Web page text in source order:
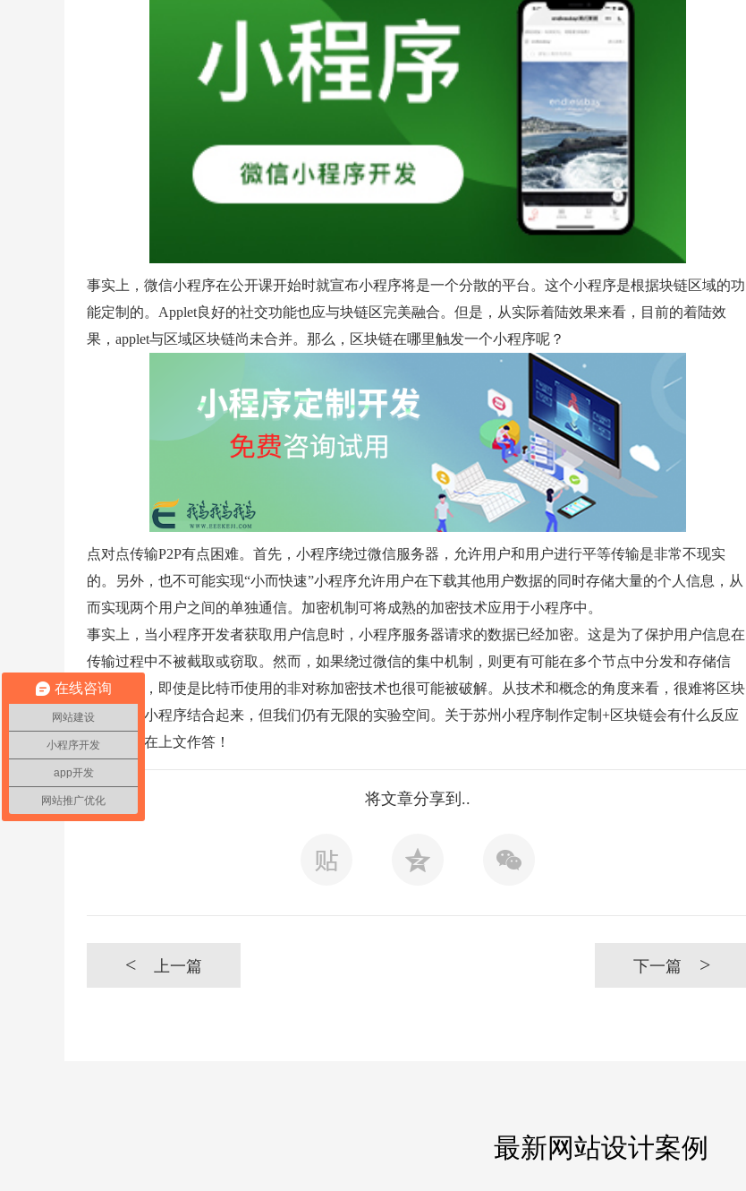
事实上，微信小程序在公开课开始时就宣布小程序将是一个分散的平台。这个小程序是根据块链区域的功
能定制的。Applet良好的社交功能也应与块链区完美融合。但是，从实际着陆效果来看，目前的着陆效
果，applet与区域区块链尚未合并。那么，区块链在哪里触发一个小程序呢？
点对点传输P2P有点困难。首先，小程序绕过微信服务器，允许用户和用户进行平等传输是非常不现实
的。另外，也不可能实现“小而快速”小程序允许用户在下载其他用户数据的同时存储大量的个人信息，从
而实现两个用户之间的单独通信。加密机制可将成熟的加密技术应用于小程序中。
事实上，当小程序开发者获取用户信息时，小程序服务器请求的数据已经加密。这是为了保护用户信息在
传输过程中不被截取或窃取。然而，如果绕过微信的集中机制，则更有可能在多个节点中分发和存储信
息。毕竟，即使是比特币使用的非对称加密技术也很可能被破解。从技术和概念的角度来看，很难将区块
链技术与小程序结合起来，但我们仍有无限的实验空间。关于苏州小程序制作定制+区块链会有什么反应
的问题已在上文作答！
将文章分享到..
< 上一篇 下一篇 >
最新网站设计案例
在线咨询
网站建设
小程序开发
app开发
网站推广优化